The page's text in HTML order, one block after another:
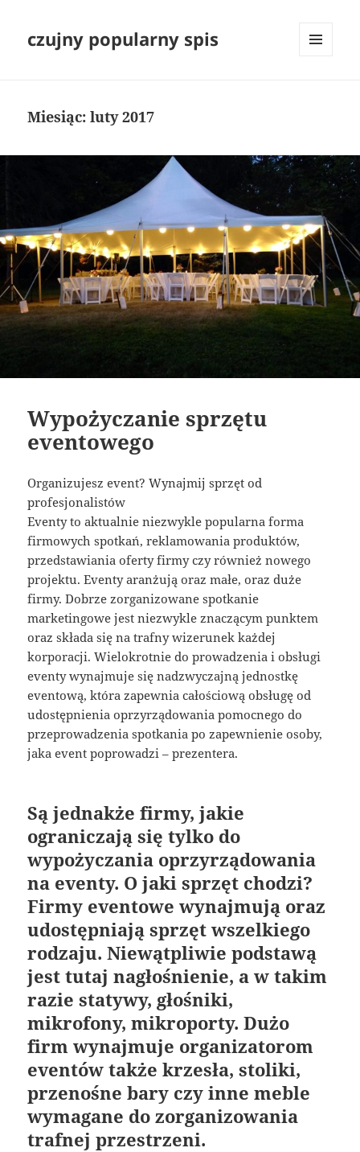
czujny popularny spis
Miesiąc:luty 2017
Wypożyczanie sprzętu
eventowego
Organizujesz event? Wynajmij sprzęt od
profesjonalistów
Eventy to aktualnie niezwykle popularna forma
firmowych spotkań, reklamowania produktów,
przedstawiania oferty firmy czy również nowego
projektu. Eventy aranżują oraz małe, oraz duże
firmy. Dobrze zorganizowane spotkanie
marketingowe jest niezwykle znaczącym punktem
oraz składa się na trafny wizerunek każdej
korporacji. Wielokrotnie do prowadzenia i obsługi
eventy wynajmuje się nadzwyczajną jednostkę
eventową, która zapewnia całościową obsługę od
udostępnienia oprzyrządowania pomocnego do
przeprowadzenia spotkania po zapewnienie osoby,
jaka event poprowadzi – prezentera.
Są jednakże firmy, jakie
ograniczają się tylko do
wypożyczania oprzyrządowania
na eventy. O jaki sprzęt chodzi?
Firmy eventowe wynajmują oraz
udostępniają sprzęt wszelkiego
rodzaju. Niewątpliwie podstawą
jest tutaj nagłośnienie, a w takim
razie statywy, głośniki,
mikrofony, mikroporty. Dużo
firm wynajmuje organizatorom
eventów także krzesła, stoliki,
przenośne bary czy inne meble
wymagane do zorganizowania
trafnej przestrzeni.